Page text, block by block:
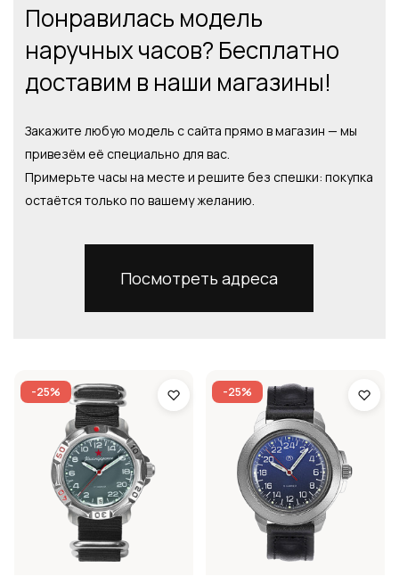
Понравилась модель
наручных часов? Бесплатно
доставим в наши магазины!
Закажите любую модель с сайта прямо в магазин — мы
привезём её специально для вас.
Примерьте часы на месте и решите без спешки: покупка
остаётся только по вашему желанию.
Посмотреть адреса
-25% -25%